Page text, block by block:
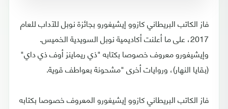
فاز الكاتب البريطاني كازوو إيشيغورو بجائزة نوبل للآداب للعام
2017، على ما أعلنت أكاديمية نوبل السويدية الخميس.
وإيشيغورو معروف خصوصا بكتابه "ذي ريماينز أوف ذي داي"
(بقايا النهار)، وروايات أخرى "مشحونة بعواطف قوية.
فاز الكاتب البريطاني كازوو إيشيغورو المعروف خصوصا بكتابه